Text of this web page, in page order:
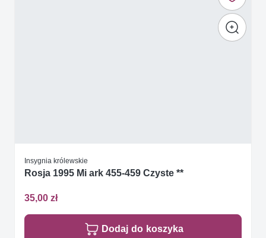
Insygnia królewskie
Rosja 1995 Mi ark 455-459 Czyste **
35,00 zł
Dodaj do koszyka